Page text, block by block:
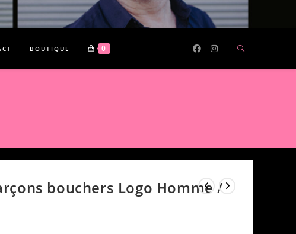
BOUTIQUE 0
bouchers Logo Homme /